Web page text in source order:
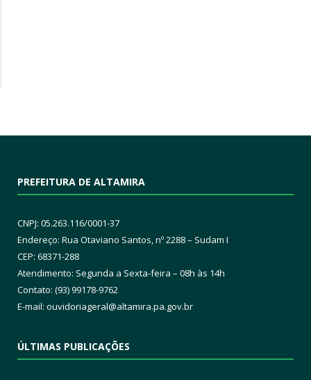
PREFEITURA DE ALTAMIRA
CNPJ: 05.263.116/0001-37
Endereço: Rua Otaviano Santos, nº 2288 – Sudam I
CEP: 68371-288
Atendimento: Segunda a Sexta-feira – 08h às 14h
Contato: (93) 99178-9762
E-mail: ouvidoriageral@altamira.pa.gov.br
ÚLTIMAS PUBLICAÇÕES